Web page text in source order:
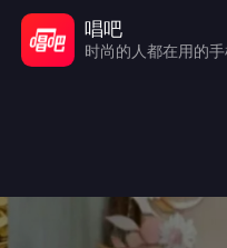
唱吧
时尚的人都在用的